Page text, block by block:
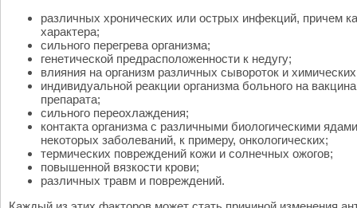
различных хронических или острых инфекций, причем
характера;
сильного перегрева организма;
генетической предрасположенности к недугу;
влияния на организм различных сывороток и
индивидуальной реакции организма больного на
препарата;
сильного переохлаждения;
контакта организма с различными биологическими
некоторых заболеваний, к примеру, онкологических;
термических повреждений кожи и солнечных ожогов;
повышенной вязкости крови;
различных травм и повреждений.